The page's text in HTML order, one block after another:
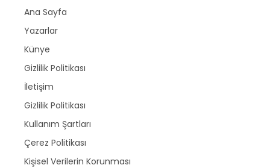
Ana Sayfa
Yazarlar
Künye
Gizlilik Politikası
İletişim
Gizlilik Politikası
Kullanım Şartları
Çerez Politikası
Kişisel Verilerin Korunması